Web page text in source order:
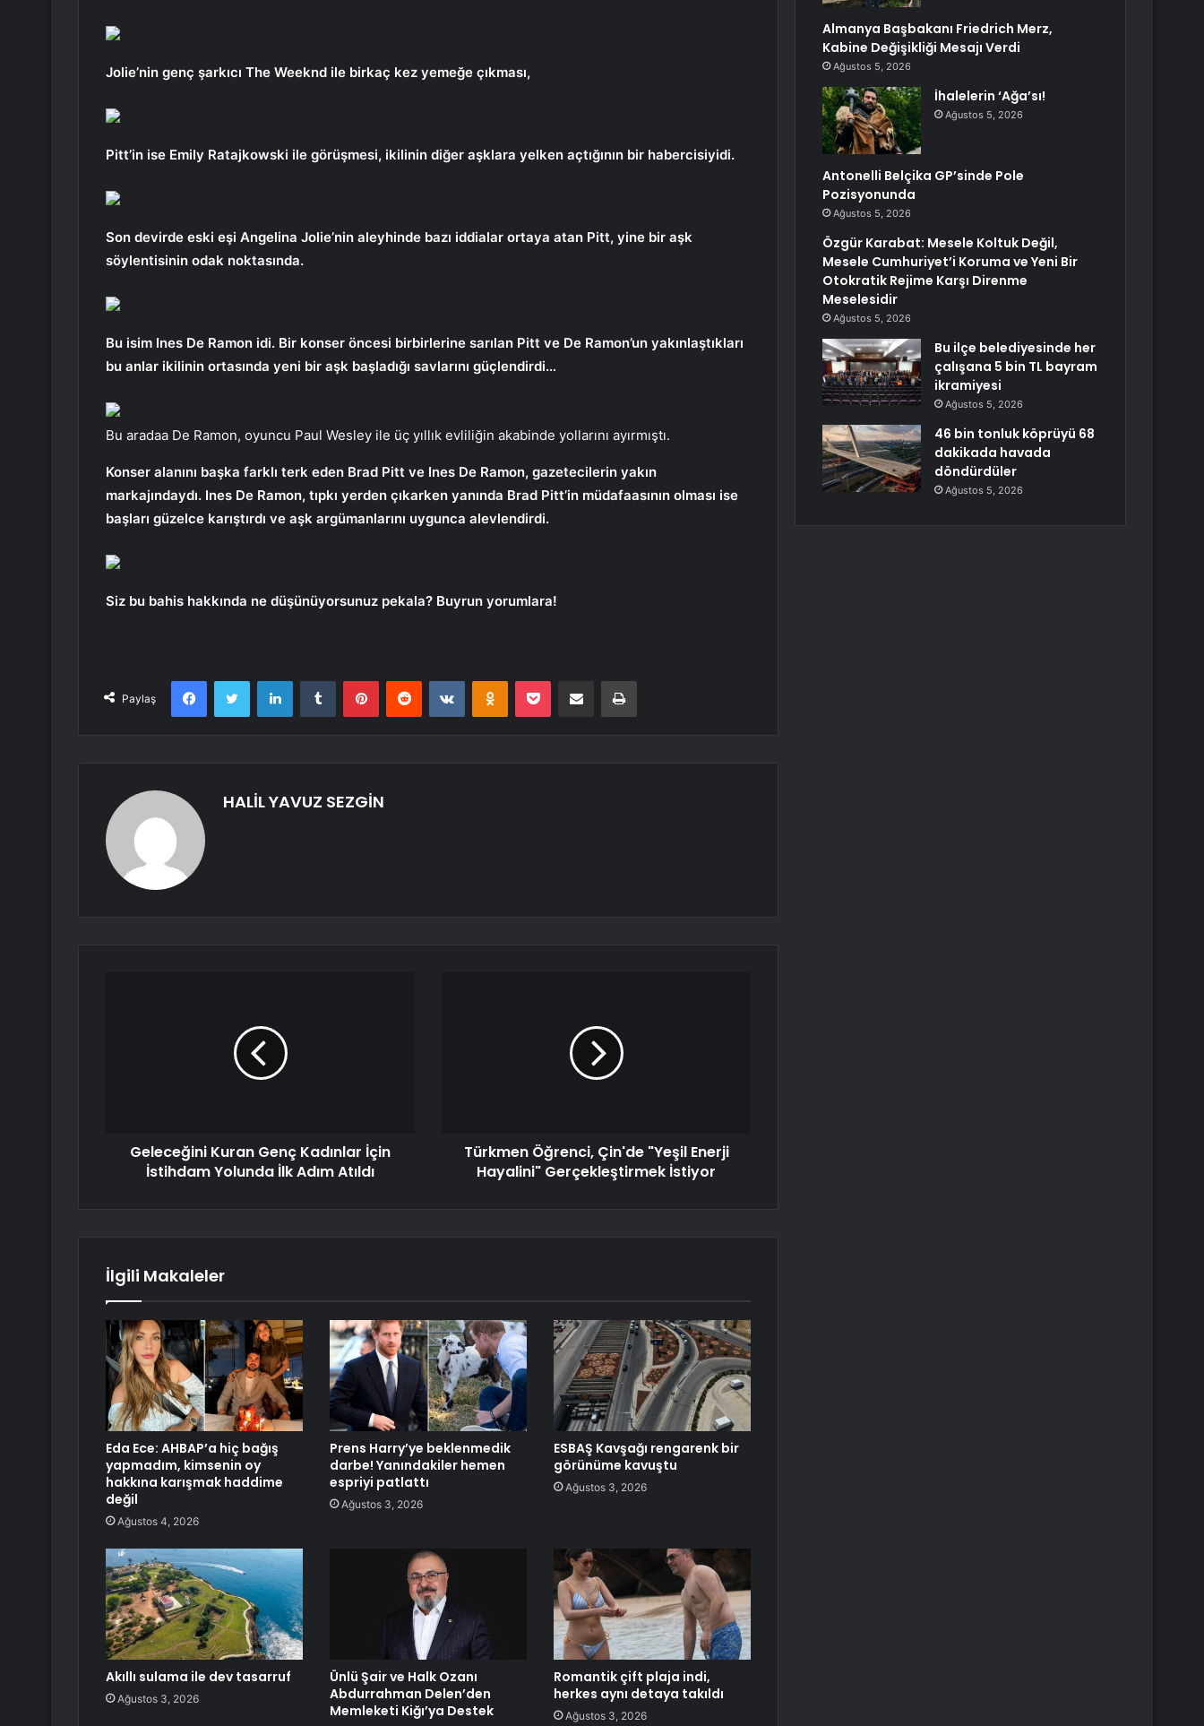
Jolie’nin genç şarkıcı The Weeknd ile birkaç kez yemeğe çıkması,
Pitt’in ise Emily Ratajkowski ile görüşmesi, ikilinin diğer aşklara yelken açtığının bir habercisiyidi.
Son devirde eski eşi Angelina Jolie’nin aleyhinde bazı iddialar ortaya atan Pitt, yine bir aşk
söylentisinin odak noktasında.
Bu isim Ines De Ramon idi. Bir konser öncesi birbirlerine sarılan Pitt ve De Ramon’un yakınlaştıkları
bu anlar ikilinin ortasında yeni bir aşk başladığı savlarını güçlendirdi…
Bu aradaa De Ramon, oyuncu Paul Wesley ile üç yıllık evliliğin akabinde yollarını ayırmıştı.
Konser alanını başka farklı terk eden Brad Pitt ve Ines De Ramon, gazetecilerin yakın
markajındaydı. Ines De Ramon, tıpkı yerden çıkarken yanında Brad Pitt’in müdafaasının olması ise
başları güzelce karıştırdı ve aşk argümanlarını uygunca alevlendirdi.
Siz bu bahis hakkında ne düşünüyorsunuz pekala? Buyrun yorumlara!
Paylaş
FacebookTwitter LinkedInTumblr PinterestReddit VKontakteOdnoklassniki
Pocket E-Posta ile paylaş Yazdır
HALİL YAVUZ SEZGİN
Geleceğini Kuran Genç Kadınlar İçin
İstihdam Yolunda İlk Adım Atıldı
Türkmen Öğrenci, Çin'de "Yeşil Enerji
Hayalini" Gerçekleştirmek İstiyor
İlgili Makaleler
Eda Ece: AHBAP’a hiç bağış
yapmadım, kimsenin oy
hakkına karışmak haddime
değil
Ağustos 4, 2026
Prens Harry’ye beklenmedik
darbe! Yanındakiler hemen
espriyi patlattı
Ağustos 3, 2026
ESBAŞ Kavşağı rengarenk bir
görünüme kavuştu
Ağustos 3, 2026
Akıllı sulama ile dev tasarruf
Ağustos 3, 2026
Ünlü Şair ve Halk Ozanı
Abdurrahman Delen’den
Memleketi Kiğı’ya Destek
Romantik çift plaja indi,
herkes aynı detaya takıldı
Ağustos 3, 2026
Almanya Başbakanı Friedrich Merz,
Kabine Değişikliği Mesajı Verdi
Ağustos 5, 2026
İhalelerin ‘Ağa’sı!
Ağustos 5, 2026
Antonelli Belçika GP’sinde Pole
Pozisyonunda
Ağustos 5, 2026
Özgür Karabat: Mesele Koltuk Değil,
Mesele Cumhuriyet’i Koruma ve Yeni Bir
Otokratik Rejime Karşı Direnme
Meselesidir
Ağustos 5, 2026
Bu ilçe belediyesinde her
çalışana 5 bin TL bayram
ikramiyesi
Ağustos 5, 2026
46 bin tonluk köprüyü 68
dakikada havada
döndürdüler
Ağustos 5, 2026